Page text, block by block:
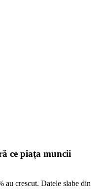
ce piața muncii
au crescut. Datele slabe din